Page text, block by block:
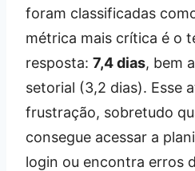
foram classificadas
métrica mais crítica é o
resposta: 7,4 dias, bem
setorial (3,2 dias). Esse
frustração, sobretudo
consegue acessar a
login ou encontra erros